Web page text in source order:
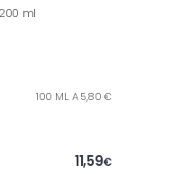
ml
100 ML. A 5,80 €
11,59€